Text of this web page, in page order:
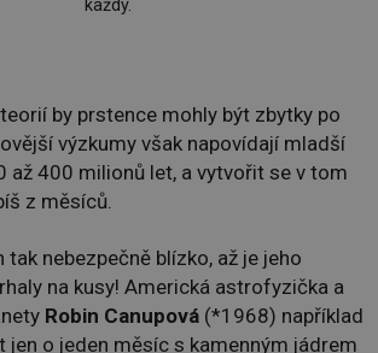
každý.
by prstence mohly být zbytky po
výzkumy však napovídají mladší
až 400 milionů let, a vytvořit se v tom
z měsíců.
tak nebezpečně blízko, až je jeho
na kusy! Americká astrofyzička a
Robin Canupová (*1968) například
jen o jeden měsíc s kamenným jádrem